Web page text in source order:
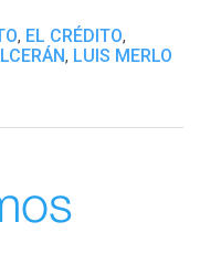
, EL CRÉDITO,
, LUIS MERLO